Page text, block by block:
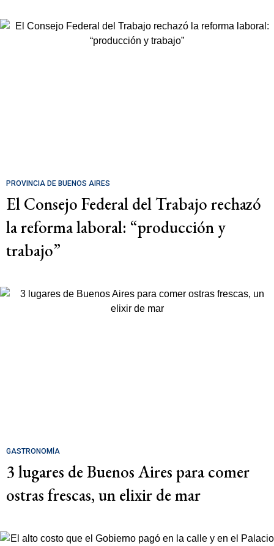
PROVINCIA DE BUENOS AIRES
El Consejo Federal del Trabajo rechazó
la reforma laboral: “producción y
trabajo”
GASTRONOMÍA
3 lugares de Buenos Aires para comer
ostras frescas, un elixir de mar